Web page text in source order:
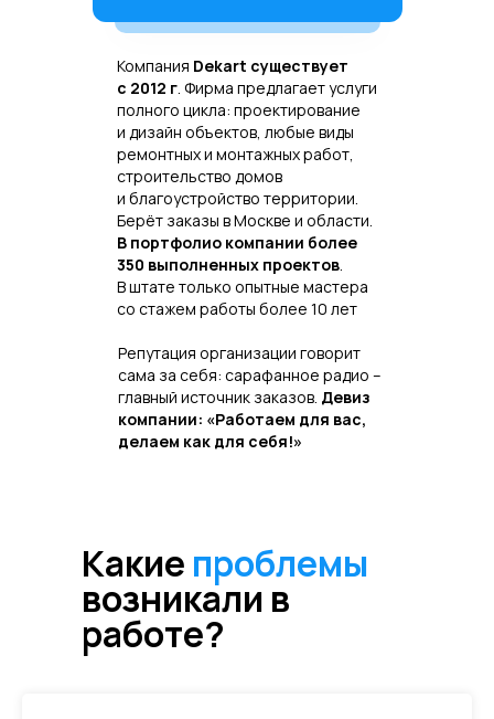
Репутация организации говорит
сама за себя: сарафанное радио –
главный источник заказов. Девиз
компании: «Работаем для вас,
делаем как для себя!»
Компания Dekart существует
с 2012 г. Фирма предлагает услуги
полного цикла: проектирование
и дизайн объектов, любые виды
ремонтных и монтажных работ,
строительство домов
и благоустройство территории.
Берёт заказы в Москве и области.
В портфолио компании более
350 выполненных проектов.
В штате только опытные мастера
со стажем работы более 10 лет
Какие проблемы
возникали в
работе?